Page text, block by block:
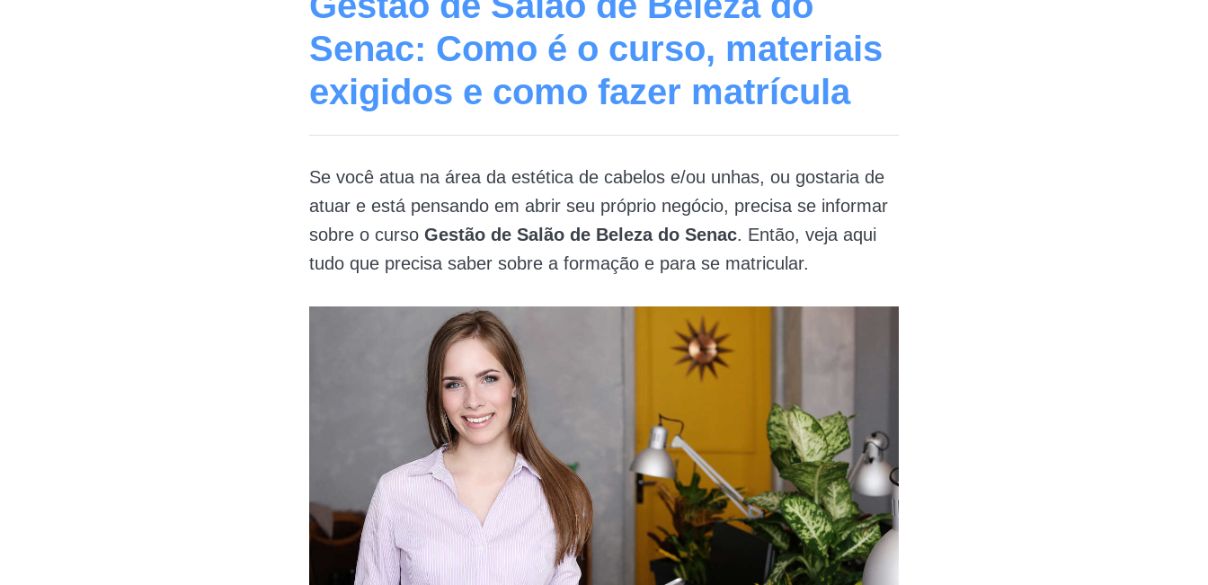
Senac: Como é o curso, materiais
exigidos e como fazer matrícula
Se você atua na área da estética de cabelos e/ou unhas, ou gostaria de
atuar e está pensando em abrir seu próprio negócio, precisa se informar
sobre o curso Gestão de Salão de Beleza do Senac. Então, veja aqui
tudo que precisa saber sobre a formação e para se matricular.